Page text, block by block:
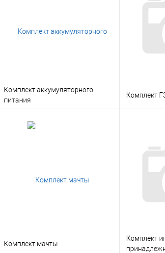
В
Комплект аккумуляторного
питания
Комплект
В
Комплект мачты
Комплект